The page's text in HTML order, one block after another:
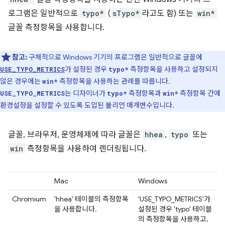
로그램은 일반적으로 typo* ( sTypo* 라고도 함) 또는 win*
글꼴 측정항목을 사용합니다.
참고:구체적으로 Windows 기기의 프로그램은 일반적으로 글꼴에
USE_TYPO_METRICS가 설정된 경우 typo* 측정항목을 사용하고 설정되지
않은 경우에는win* 측정항목을 사용하는 관례를 따릅니다.
USE_TYPO_METRICS는 디자이너가 typo* 측정항목과 win* 측정항목 간에
환경설정을 설정할 수 있도록 도입된 불리언 매개변수입니다.
글꼴, 브라우저, 운영체제에 따라 글꼴은 hhea , typo 또는
win 측정항목을 사용하여 렌더링됩니다.
Mac
Windows
Chromium
'hhea' 테이블의 측정항목
을 사용합니다.
'USE_TYPO_METRICS'가
설정된 경우 'typo' 테이블
의 측정항목을 사용하고,